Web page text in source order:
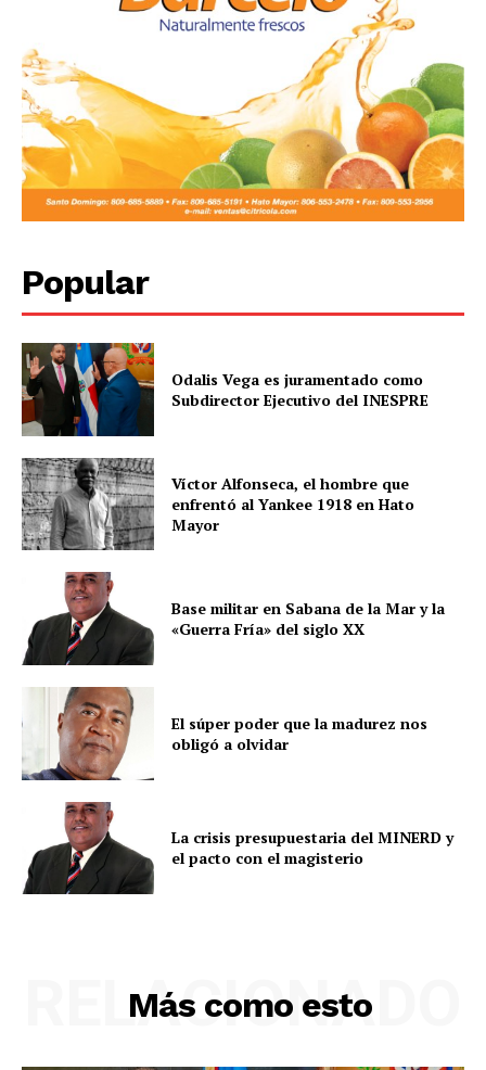
Popular
Odalis Vega es juramentado como
Subdirector Ejecutivo del INESPRE
Víctor Alfonseca, el hombre que
enfrentó al Yankee 1918 en Hato
Mayor
Base militar en Sabana de la Mar y la
«Guerra Fría» del siglo XX
El súper poder que la madurez nos
obligó a olvidar
La crisis presupuestaria del MINERD y
el pacto con el magisterio
Más como esto
RELACIONADO